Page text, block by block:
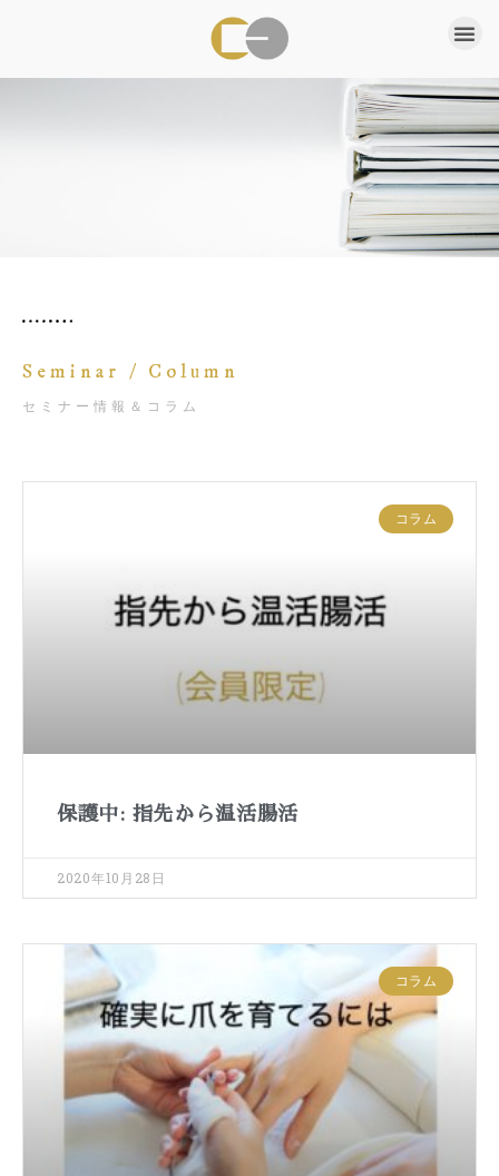
Seminar / Column
セミナー情報＆コラム
コラム
保護中: 指先から温活腸活
2020年10月28日
コラム